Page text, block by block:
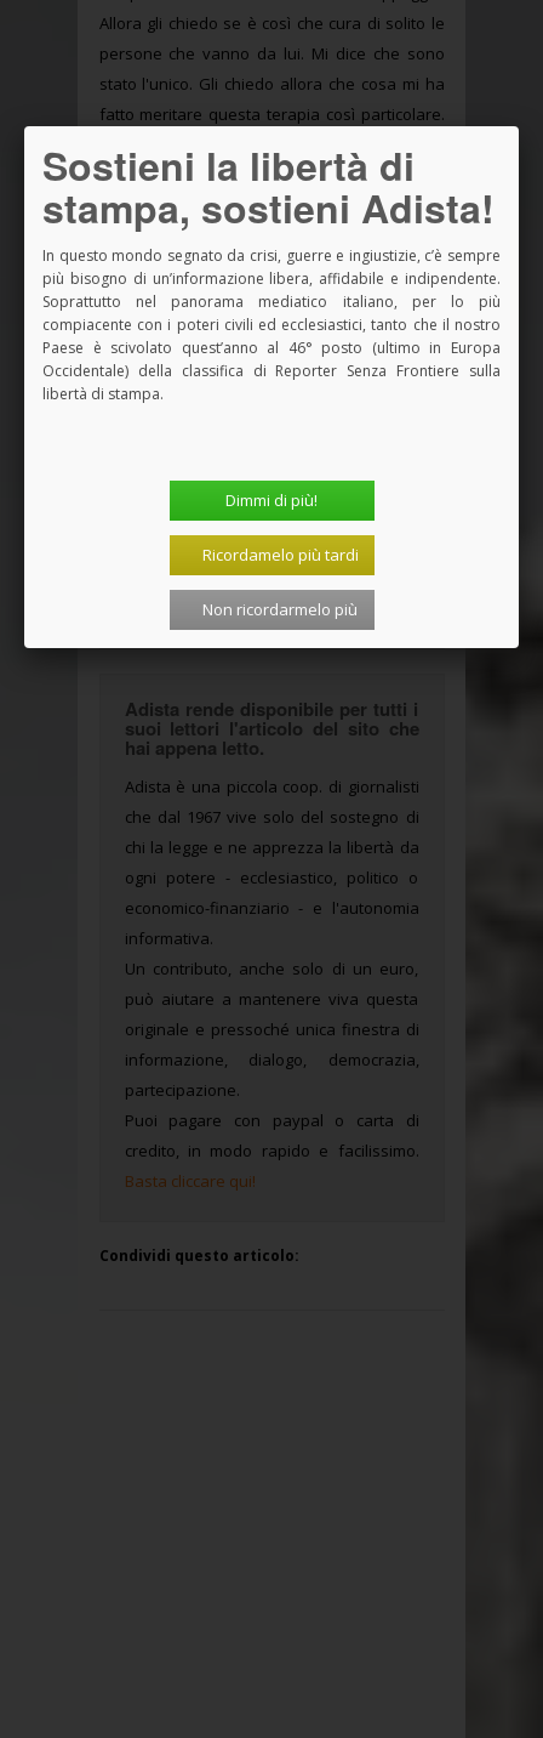
Adista rende disponibile per tutti i
suoi lettori l'articolo del sito che
hai appena letto.
Adista è una piccola coop. di giornalisti
che dal 1967 vive solo del sostegno di
chi la legge e ne apprezza la libertà da
ogni potere - ecclesiastico, politico o
economico-finanziario - e l'autonomia
informativa.
Un contributo, anche solo di un euro,
può aiutare a mantenere viva questa
originale e pressoché unica finestra di
informazione, dialogo, democrazia,
partecipazione.
Puoi pagare con paypal o carta di
credito, in modo rapido e facilissimo.
Basta cliccare qui!
Condividi questo articolo:
Sostieni la libertà di
stampa, sostieni Adista!
In questo mondo segnato da crisi, guerre e ingiustizie, c’è sempre
più bisogno di un’informazione libera, affidabile e indipendente.
Soprattutto nel panorama mediatico italiano, per lo più
compiacente con i poteri civili ed ecclesiastici, tanto che il nostro
Paese è scivolato quest’anno al 46° posto (ultimo in Europa
Occidentale) della classifica di Reporter Senza Frontiere sulla
libertà di stampa.
Dimmi di più!
Ricordamelo più tardi
Non ricordarmelo più